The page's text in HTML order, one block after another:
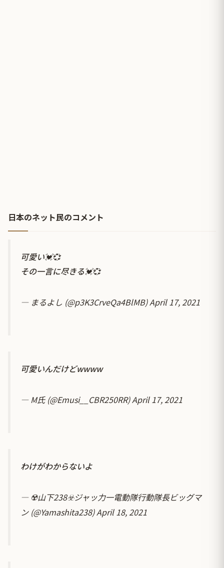
日本のネット民のコメント
可愛い💓💞
その一言に尽きる💓💞
— まるよし (@p3K3CrveQa4BlMB)April 17, 2021
可愛いんだけどwwww
— M氏 (@Emusi__CBR250RR)April 17, 2021
わけがわからないよ
— ☢️山下238☣️ジャッ力一電動隊行動隊長ビッグマ
ン (@Yamashita238)April 18, 2021